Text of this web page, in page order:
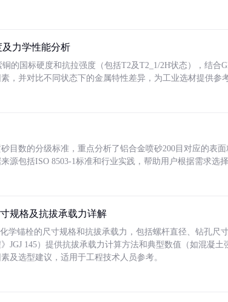
力学性能分析
的国标硬度和抗拉强度（包括T2及T2_1/2H状态），结合
，并对比不同状态下的金属特性差异，为工业选材提供参考
目数的分级标准，重点分析了铝合金喷砂200目对应的表
源包括ISO 8503-1标准和行业实践，帮助用户根据需求选
规格及抗拔承载力详解
学锚栓的尺寸规格和抗拔承载力，包括螺杆直径、钻孔尺
JGJ 145）提供抗拔承载力计算方法和典型数值（如混凝
及选型建议，适用于工程技术人员参考。